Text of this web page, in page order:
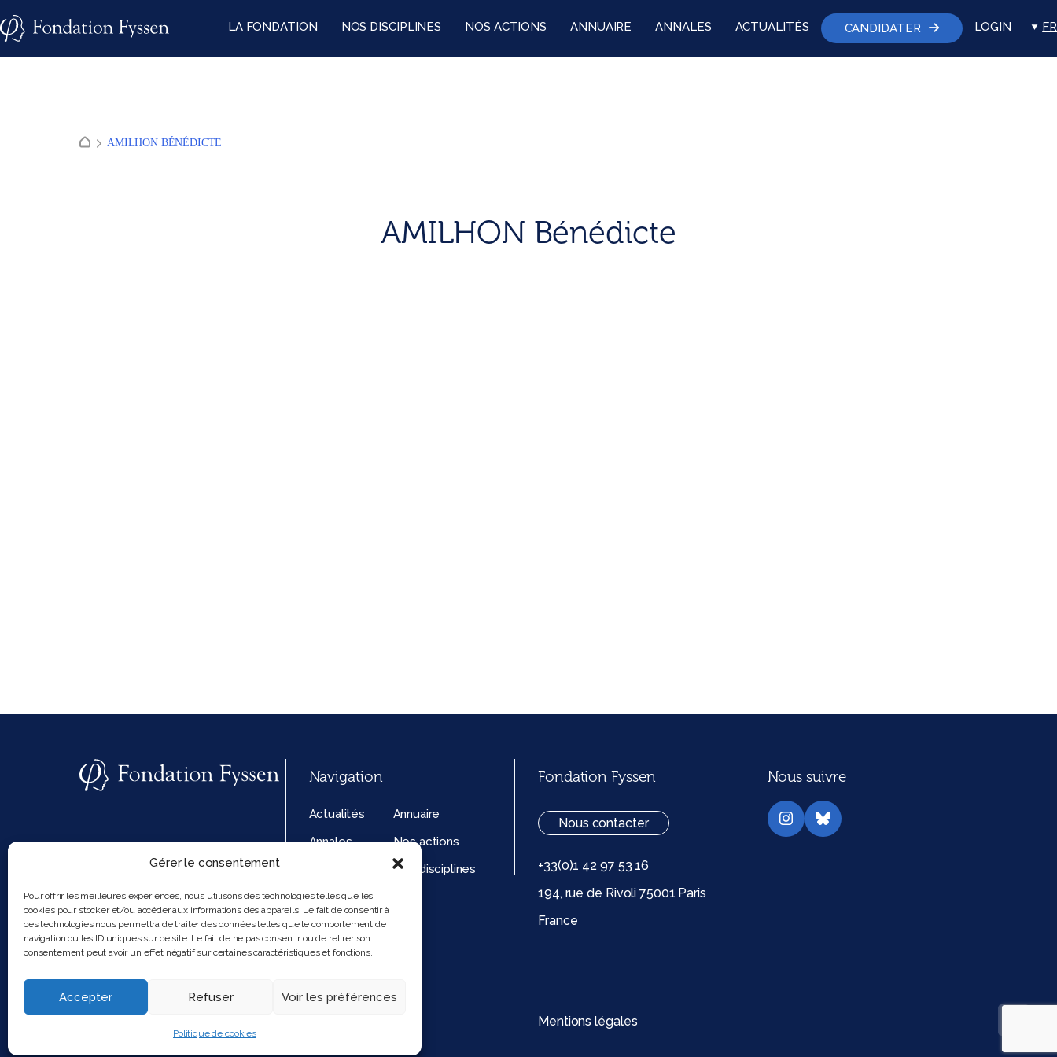
Gérer le consentement
Pour offrir les meilleures expériences, nous utilisons des technologies telles que les
cookies pour stocker et/ou accéder aux informations des appareils. Le fait de consentir à
ces technologies nous permettra de traiter des données telles que le comportement de
navigation ou les ID uniques sur ce site. Le fait de ne pas consentir ou de retirer son
consentement peut avoir un effet négatif sur certaines caractéristiques et fonctions.
Accepter Refuser Voir les préférences
Politique de cookies
to
LA FONDATION NOS DISCIPLINES NOS ACTIONS ANNUAIRE ANNALES ACTUALITÉS CANDIDATER LOGIN FR
AMILHON BÉNÉDICTE
AMILHON Bénédicte
Navigation
Actualités
Annuaire
Annales
Nos actions
Nos disciplines
Politique de
cookies (UE)
Fondation Fyssen
Nous contacter
+33(0)1 42 97 53 16
194, rue de Rivoli 75001 Paris
France
Nous suivre
Instagram
Bluesky
Mentions légales